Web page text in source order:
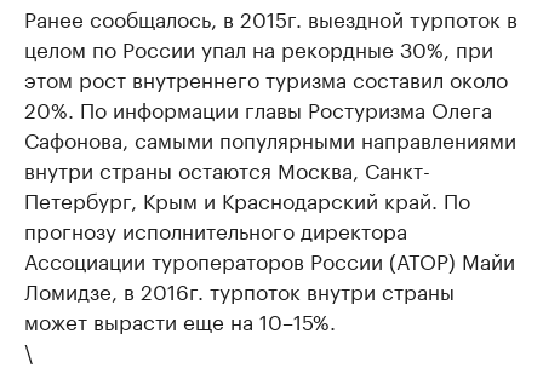
Ранее сообщалось, в 2015г. выездной турпоток в
целом по России упал на рекордные 30%, при
этом рост внутреннего туризма составил около
20%. По информации главы Ростуризма Олега
Сафонова, самыми популярными направлениями
внутри страны остаются Москва, Санкт-
Петербург, Крым и Краснодарский край. По
прогнозу исполнительного директора
Ассоциации туроператоров России (АТОР) Майи
Ломидзе, в 2016г. турпоток внутри страны
может вырасти еще на 10–15%.
\